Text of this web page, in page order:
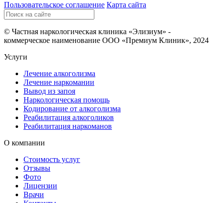
Пользовательское соглашение Карта сайта
© Частная наркологическая клиника «Элизиум» -
коммерческое наименование ООО «Премиум Клиник», 2024
Услуги
Лечение алкоголизма
Лечение наркомании
Вывод из запоя
Наркологическая помощь
Кодирование от алкоголизма
Реабилитация алкоголиков
Реабилитация наркоманов
О компании
Стоимость услуг
Отзывы
Фото
Лицензии
Врачи